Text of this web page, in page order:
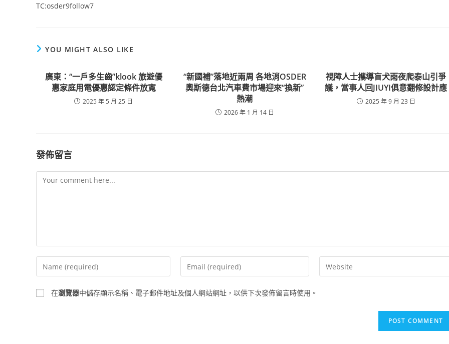
TC:osder9follow7
YOU MIGHT ALSO LIKE
廣東：“一戶多生齒”klook 旅遊優
惠家庭用電優惠認定條件放寬
2025 年 5 月 25 日
“新國補”落地近兩周 各地消OSDER
奧斯德台北汽車費市場迎來“換新”
熱潮
2026 年 1 月 14 日
視障人士攜導盲犬雨夜爬泰山引爭
議，當事人回JIUYI俱意翻修設計應
2025 年 9 月 23 日
發佈留言
Comment
Enter
your
name
or
Enter
your
email
address
Enter
your
在瀏覽器中儲存顯示名稱、電子郵件地址及個人網站網址，以供下次發佈留言時使用。